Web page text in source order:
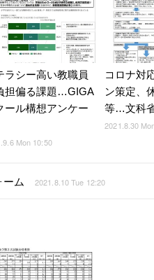
ラシー高い教職員
担偏る課題…GIGA
ール構想アンケー
Mon 10:50
コロナ対
ン策定、
等…文科
2021.8.30
ーム 2021.8.10 Tue 12:20